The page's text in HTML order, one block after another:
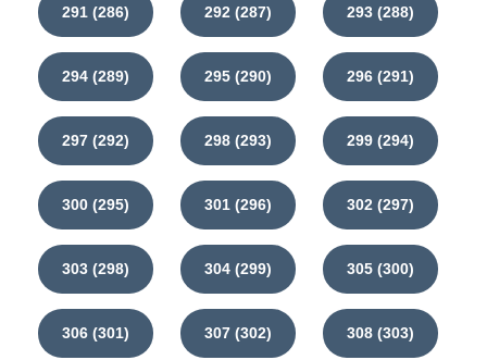
291 (286) 292 (287) 293 (288)
294 (289) 295 (290) 296 (291)
297 (292) 298 (293) 299 (294)
300 (295) 301 (296) 302 (297)
303 (298) 304 (299) 305 (300)
306 (301) 307 (302) 308 (303)